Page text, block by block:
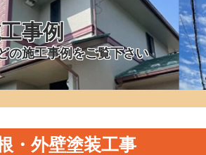
事例
の施工事例をご覧下さい
・外壁塗装工事